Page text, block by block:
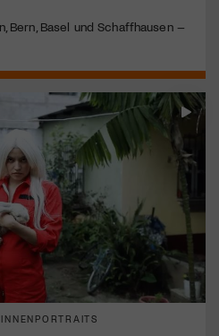
Bern, Basel und Schaffhausen –